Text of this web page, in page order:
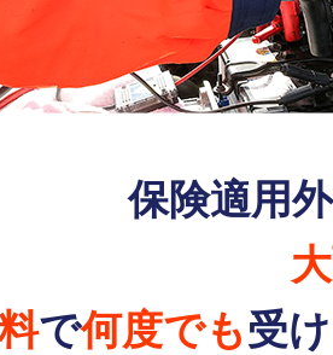
保険適用
で何度でも受